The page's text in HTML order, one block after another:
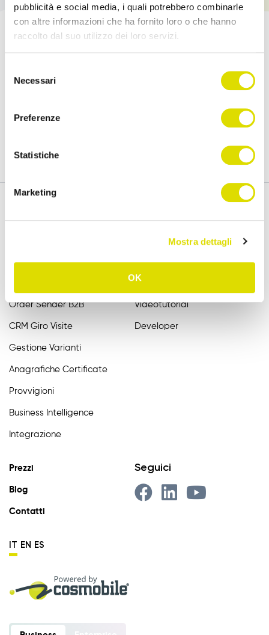
pubblicità e social media, i quali potrebbero combinarle
con altre informazioni che ha fornito loro o che hanno
raccolto dal suo utilizzo dei loro servizi.
all'informativa:
https://www.ordersender.com/cookie-
delNecessari
Preferenze
Statistiche
Marketing
Mostra dettagli
OK
Prova l'App Order Sender gratis, nella sua
Raccolta Ordini Agenti
Order Sender B2B
CRM Giro Visite
Gestione Varianti
Anagrafiche Certificate
Provvigioni
Business Intelligence
Integrazione
Assistenza
FAQ
Manuali
Videotutorial
Developer
Prezzi
Blog
Contatti
IT EN ES
Seguici